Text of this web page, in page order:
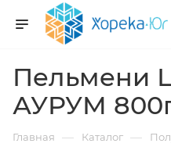
Пельмени
АУРУМ
Главная — Каталог —